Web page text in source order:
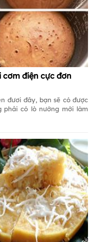
cơm điện cực đơn
đươi đây, bạn sẽ có được
phải có lò nướng mới làm